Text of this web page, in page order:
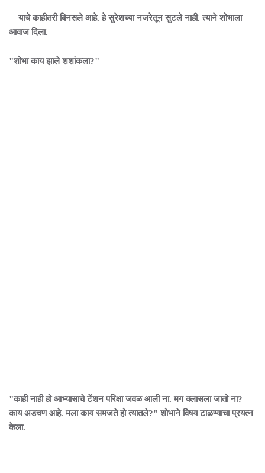
याचे काहीतरी बिनसले आहे. हे सुरेशच्या नजरेतून सुटले नाही. त्याने शोभाला
आवाज दिला.
"शोभा काय झाले शशांकला?"
"काही नाही हो आभ्यासाचे टेंशन परिक्षा जवळ आली ना. मग क्लासला जातो ना?
काय अडचण आहे. मला काय समजते हो त्यातले?" शोभाने विषय टाळण्याचा प्रयत्न
केला.